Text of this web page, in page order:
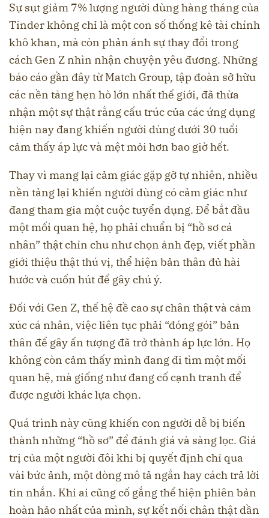
Sự sụt giảm 7% lượng người dùng hàng tháng của
Tinder không chỉ là một con số thống kê tài chính
khô khan, mà còn phản ánh sự thay đổi trong
cách Gen Z nhìn nhận chuyện yêu đương. Những
báo cáo gần đây từ Match Group, tập đoàn sở hữu
các nền tảng hẹn hò lớn nhất thế giới, đã thừa
nhận một sự thật rằng cấu trúc của các ứng dụng
hiện nay đang khiến người dùng dưới 30 tuổi
cảm thấy áp lực và mệt mỏi hơn bao giờ hết.
Thay vì mang lại cảm giác gặp gỡ tự nhiên, nhiều
nền tảng lại khiến người dùng có cảm giác như
đang tham gia một cuộc tuyển dụng. Để bắt đầu
một mối quan hệ, họ phải chuẩn bị “hồ sơ cá
nhân” thật chỉn chu như chọn ảnh đẹp, viết phần
giới thiệu thật thú vị, thể hiện bản thân đủ hài
hước và cuốn hút để gây chú ý.
Đối với Gen Z, thế hệ đề cao sự chân thật và cảm
xúc cá nhân, việc liên tục phải “đóng gói” bản
thân để gây ấn tượng đã trở thành áp lực lớn. Họ
không còn cảm thấy mình đang đi tìm một mối
quan hệ, mà giống như đang cố cạnh tranh để
được người khác lựa chọn.
Quá trình này cũng khiến con người dễ bị biến
thành những “hồ sơ” để đánh giá và sàng lọc. Giá
trị của một người đôi khi bị quyết định chỉ qua
vài bức ảnh, một dòng mô tả ngắn hay cách trả lời
tin nhắn. Khi ai cũng cố gắng thể hiện phiên bản
hoàn hảo nhất của mình, sự kết nối chân thật dần